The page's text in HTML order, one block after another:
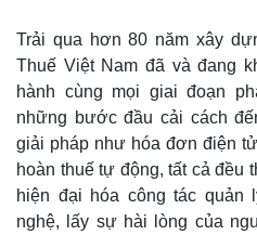
Kinh tế
Bất động sản
Trải qua hơn 80 năm xây
Thuế Việt Nam đã và đang
hành cùng mọi giai đoạn
những bước đầu cải cách
giải pháp như hóa đơn điện
hoàn thuế tự động, tất cả đều
hiện đại hóa công tác quản
nghệ, lấy sự hài lòng của